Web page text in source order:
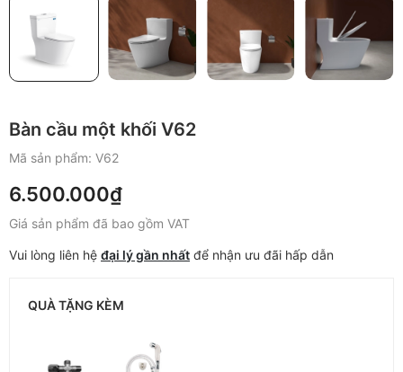
Bàn cầu một khối V62
Mã sản phẩm: V62
6.500.000₫
Giá sản phẩm đã bao gồm VAT
Vui lòng liên hệ đại lý gần nhất để nhận ưu đãi hấp dẫn
QUÀ TẶNG KÈM